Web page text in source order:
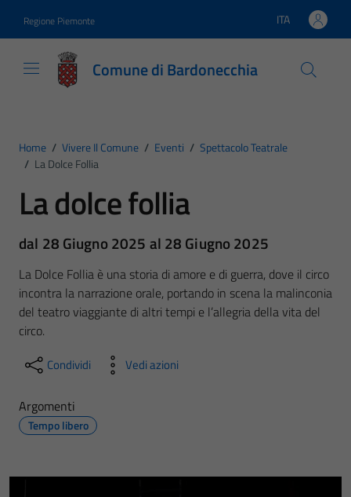
Regione Piemonte Lingua attiva:
ITA
Comune di Bardonecchia
Home / Vivere Il Comune / Eventi / Spettacolo Teatrale
/ La Dolce Follia
La dolce follia
dal 28 Giugno 2025 al 28 Giugno 2025
La Dolce Follia è una storia di amore e di guerra, dove il circo
incontra la narrazione orale, portando in scena la malinconia
del teatro viaggiante di altri tempi e l’allegria della vita del
circo.
Condividi Vedi azioni
Argomenti
Tempo libero